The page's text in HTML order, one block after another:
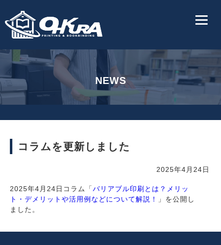
NEWS
コラムを更新しました
2025年4月24日
2025年4月24日コラム「バリアブル印刷とは？メリッ
ト・デメリットや活用例などについて解説！
」を公開し
ました。